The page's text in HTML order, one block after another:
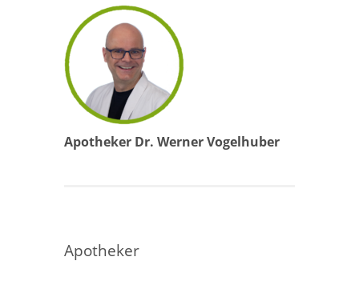
Apotheker Dr. Werner Vogelhuber
Apotheker